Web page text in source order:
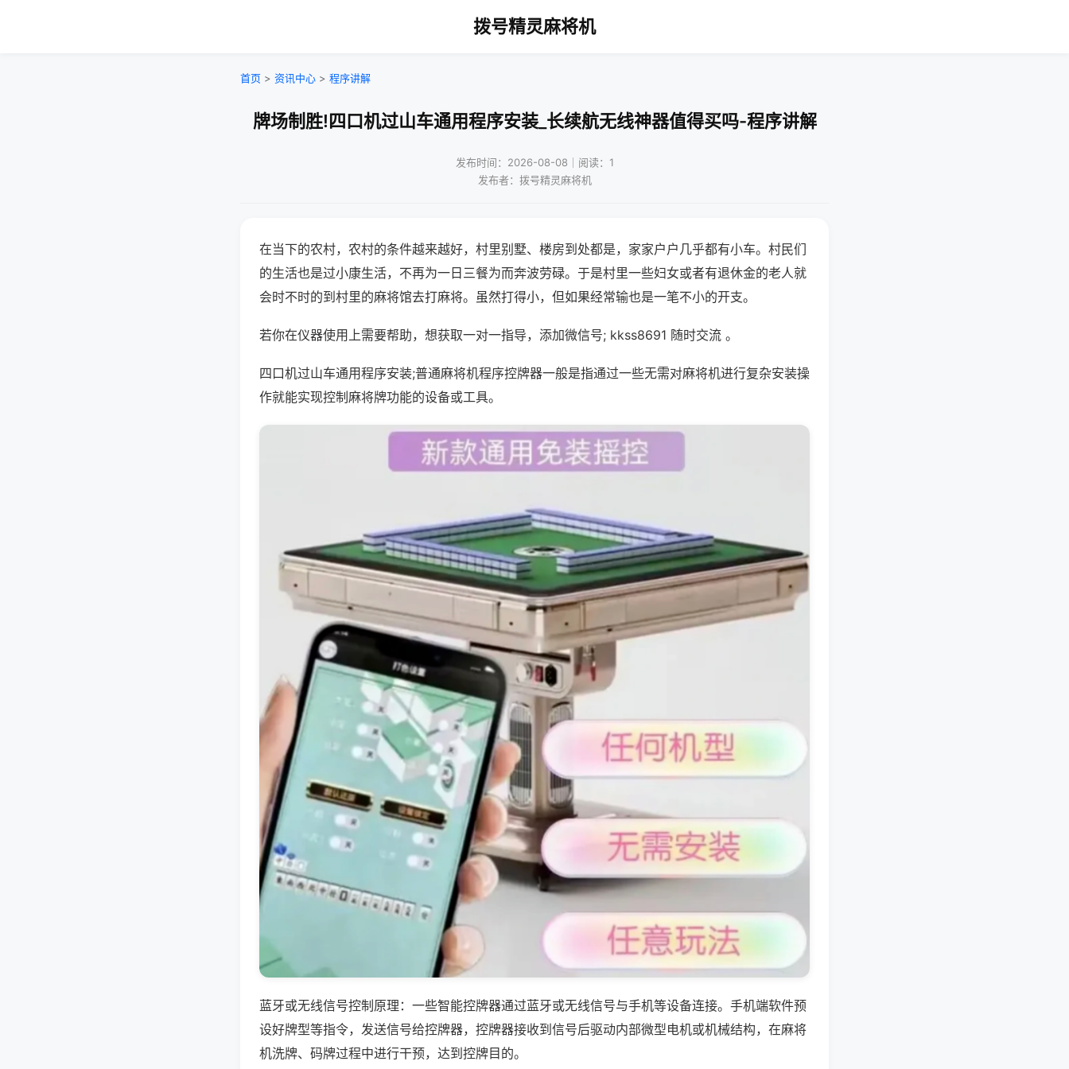
拨号精灵麻将机
首页 > 资讯中心 > 程序讲解
牌场制胜!四口机过山车通用程序安装_长续航无线神器值得买吗-程序讲解
发布时间：2026-08-08｜阅读：1
发布者：拨号精灵麻将机
在当下的农村，农村的条件越来越好，村里别墅、楼房到处都是，家家户户几乎都有小车。村民们
的生活也是过小康生活，不再为一日三餐为而奔波劳碌。于是村里一些妇女或者有退休金的老人就
会时不时的到村里的麻将馆去打麻将。虽然打得小，但如果经常输也是一笔不小的开支。
若你在仪器使用上需要帮助，想获取一对一指导，添加微信号; kkss8691 随时交流 。
四口机过山车通用程序安装;普通麻将机程序控牌器一般是指通过一些无需对麻将机进行复杂安装操
作就能实现控制麻将牌功能的设备或工具。
蓝牙或无线信号控制原理：一些智能控牌器通过蓝牙或无线信号与手机等设备连接。手机端软件预
设好牌型等指令，发送信号给控牌器，控牌器接收到信号后驱动内部微型电机或机械结构，在麻将
机洗牌、码牌过程中进行干预，达到控牌目的。